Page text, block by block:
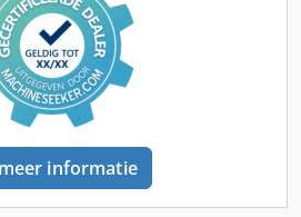
mm Max. gereedschapsdiameter:
0,8 s
BT 30 Gereedschapsmagazijn met:
X/Y/Z-as: 10.000 - 20.000
X-as: 50 m/min Snelle
min Snelle verplaatsing Z-as: 56
2,0 g Y-as versnelling: 1,3 g Z-as
0,30 sec Machine lengte:
2120 mm Machine hoogte:
informatie